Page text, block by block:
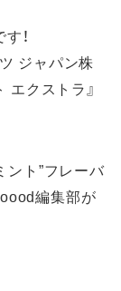
！
ジャパン株
エクストラ』
ント”フレーバ
編集部が